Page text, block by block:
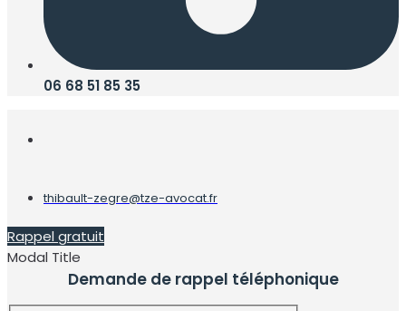
06 68 51 85 35
thibault-zegre@tze-avocat.fr
Rappel gratuit
Modal Title
Demande de rappel téléphonique